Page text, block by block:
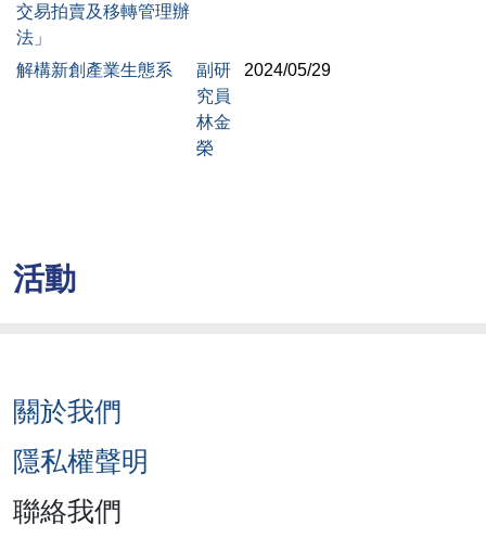
交易拍賣及移轉管理辦
法」
解構新創產業生態系
副研
究員
林金
榮
2024/05/29
活動
關於我們
隱私權聲明
聯絡我們